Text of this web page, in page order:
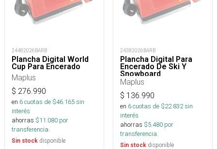
24482026BARB
Plancha Digital World
Cup Para Encerado
Maplus
$ 276.990
en 6cuotas de $46.165sin
interés
ahorras $11.080 por
transferencia.
Sin stock disponible
24382026BARB
Plancha Digital Para
Encerado De Ski Y
Snowboard
Maplus
$ 136.990
en 6cuotas de $22.832sin
interés
ahorras $5.480 por
transferencia.
Sin stock disponible